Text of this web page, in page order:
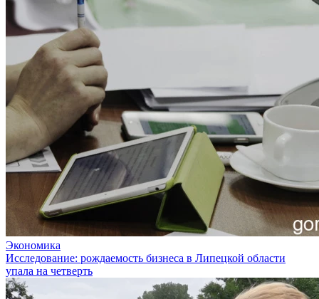
Экономика
Исследование: рождаемость бизнеса в Липецкой области
упала на четверть